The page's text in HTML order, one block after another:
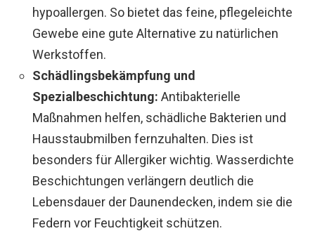
hypoallergen. So bietet das feine, pflegeleichte
Gewebe eine gute Alternative zu natürlichen
Werkstoffen.
Schädlingsbekämpfung und
Spezialbeschichtung: Antibakterielle
Maßnahmen helfen, schädliche Bakterien und
Hausstaubmilben fernzuhalten. Dies ist
besonders für Allergiker wichtig. Wasserdichte
Beschichtungen verlängern deutlich die
Lebensdauer der Daunendecken, indem sie die
Federn vor Feuchtigkeit schützen.